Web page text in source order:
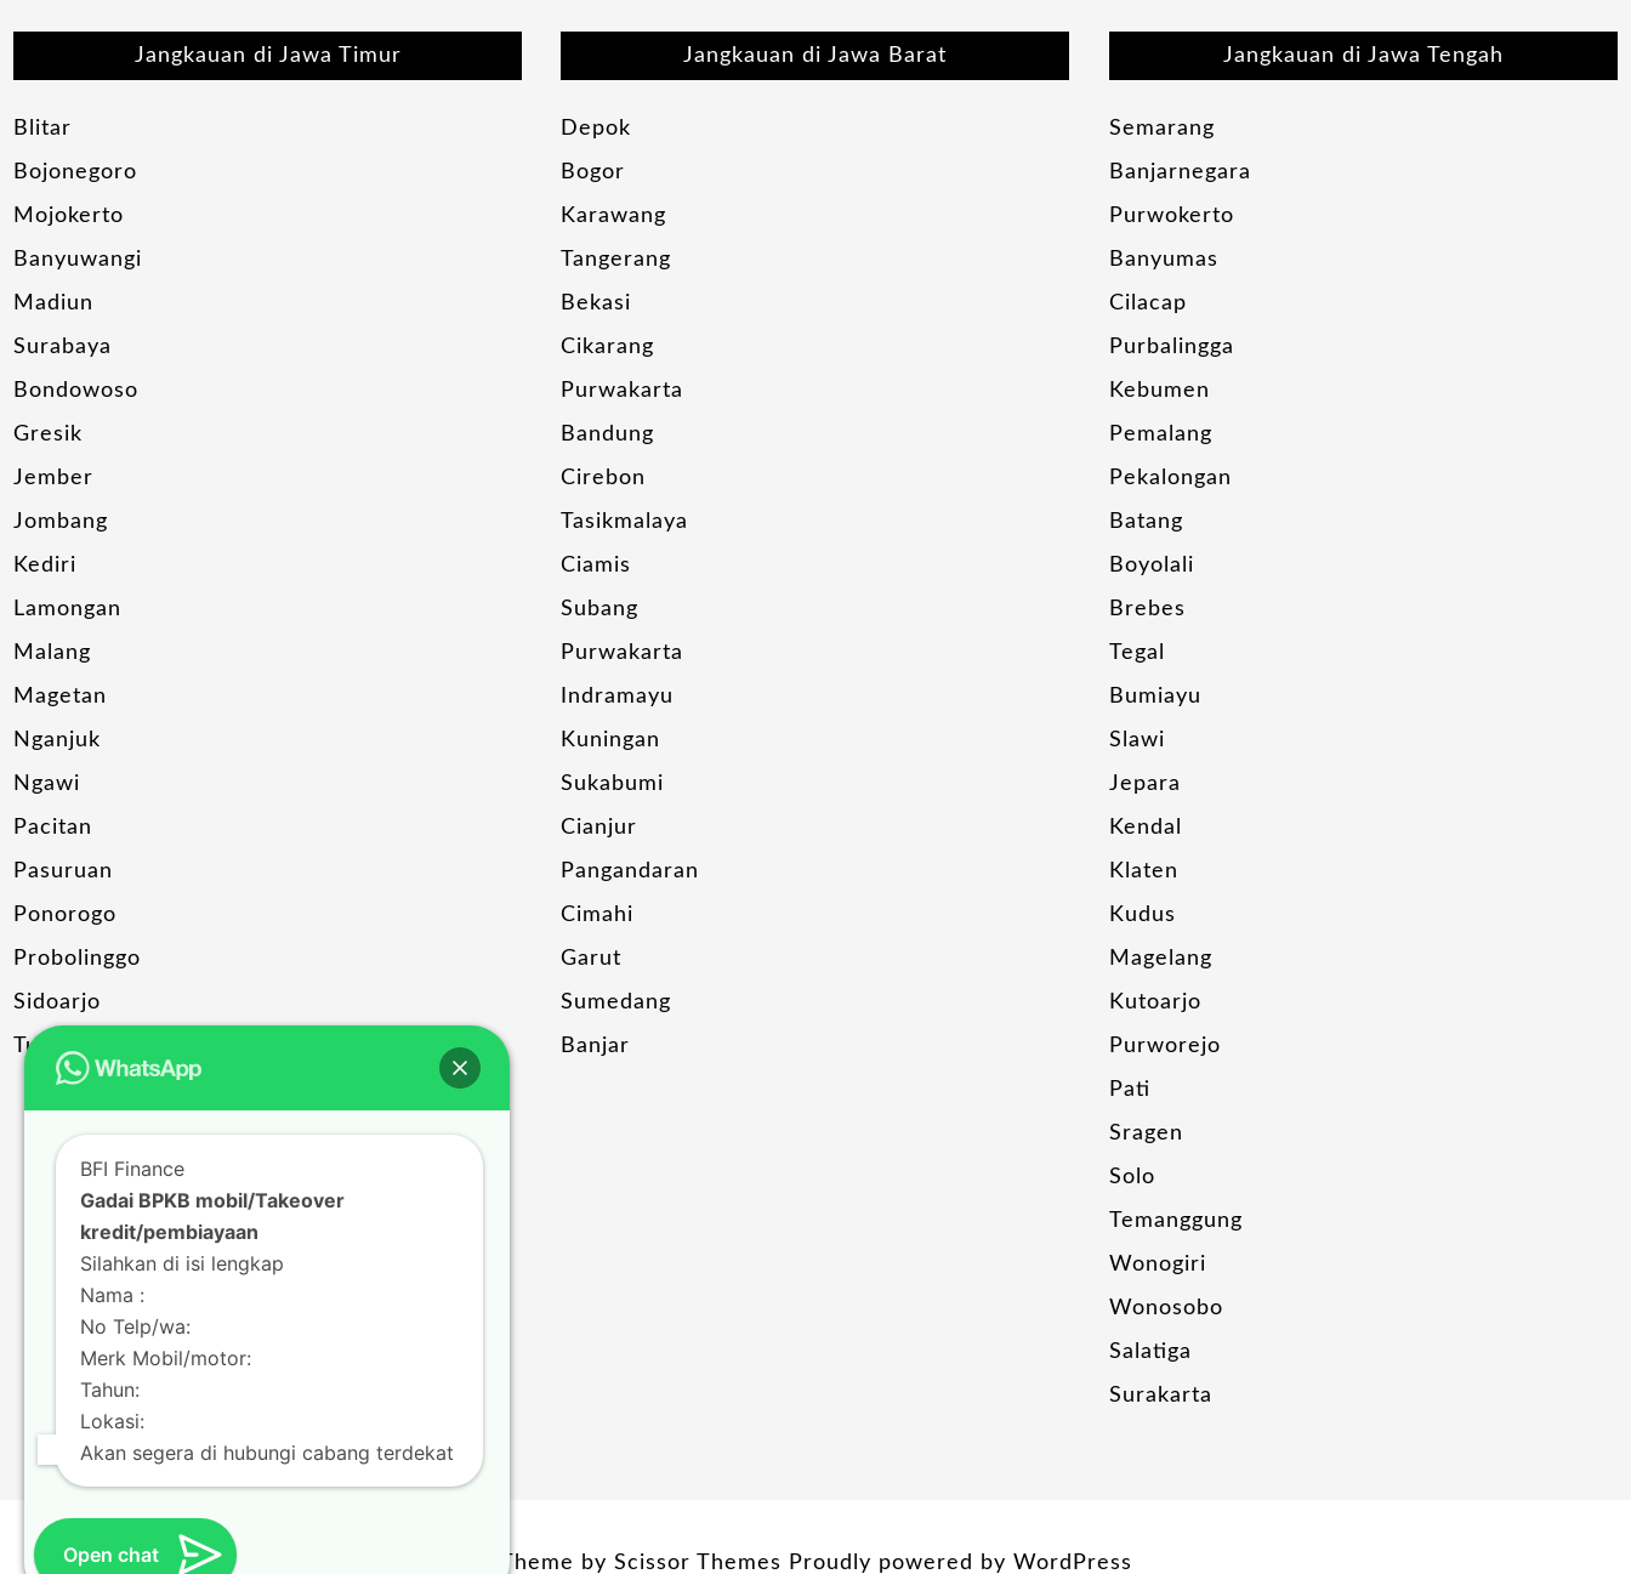
Jangkauan di Jawa Timur
Blitar
Bojonegoro
Mojokerto
Banyuwangi
Madiun
Surabaya
Bondowoso
Gresik
Jember
Jombang
Kediri
Lamongan
Malang
Magetan
Nganjuk
Ngawi
Pacitan
Pasuruan
Ponorogo
Probolinggo
Sidoarjo
Tulungagung
Jangkauan di Jawa Barat
Depok
Bogor
Karawang
Tangerang
Bekasi
Cikarang
Purwakarta
Bandung
Cirebon
Tasikmalaya
Ciamis
Subang
Purwakarta
Indramayu
Kuningan
Sukabumi
Cianjur
Pangandaran
Cimahi
Garut
Sumedang
Banjar
Jangkauan di Jawa Tengah
Semarang
Banjarnegara
Purwokerto
Banyumas
Cilacap
Purbalingga
Kebumen
Pemalang
Pekalongan
Batang
Boyolali
Brebes
Tegal
Bumiayu
Slawi
Jepara
Kendal
Klaten
Kudus
Magelang
Kutoarjo
Purworejo
Pati
Sragen
Solo
Temanggung
Wonogiri
Wonosobo
Salatiga
Surakarta
Theme by Scissor Themes Proudly powered by WordPress
BFI Finance
Gadai BPKB mobil/Takeover
kredit/pembiayaan
Silahkan di isi lengkap
Nama :
No Telp/wa:
Merk Mobil/motor:
Tahun:
Lokasi:
Akan segera di hubungi cabang terdekat
Open chat